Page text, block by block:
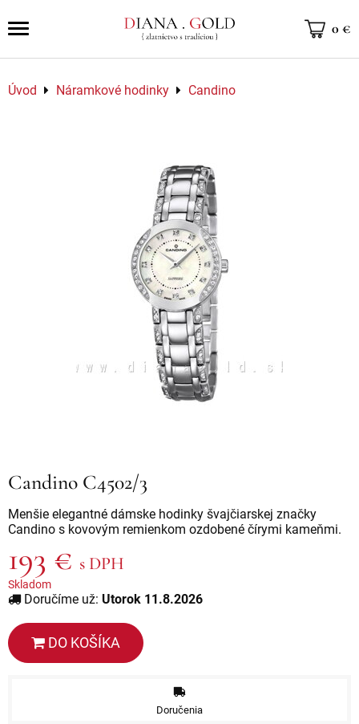
0 €
Úvod Náramkové hodinky Candino
Candino C4502/3
Menšie elegantné dámske hodinky švajčiarskej značky
Candino s kovovým remienkom ozdobené čírymi kameňmi.
193 € s DPH
Skladom
Doručíme už: Utorok 11.8.2026
DO KOŠÍKA
Doručenia